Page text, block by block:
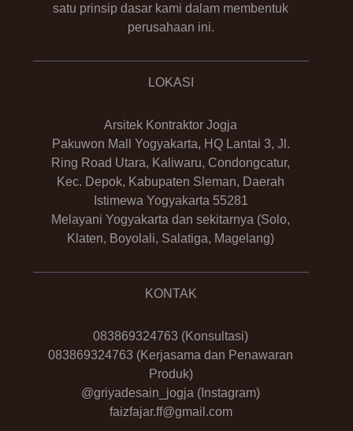
satu prinsip dasar kami dalam membentuk
perusahaan ini.
LOKASI
Arsitek Kontraktor Jogja
Pakuwon Mall Yogyakarta, HQ Lantai 3, Jl.
Ring Road Utara, Kaliwaru, Condongcatur,
Kec. Depok, Kabupaten Sleman, Daerah
Istimewa Yogyakarta 55281
Melayani Yogyakarta dan sekitarnya (Solo,
Klaten, Boyolali, Salatiga, Magelang)
KONTAK
083869324763 (Konsultasi)
083869324763 (Kerjasama dan Penawaran
Produk)
@griyadesain_jogja (Instagram)
faizfajar.ff@gmail.com